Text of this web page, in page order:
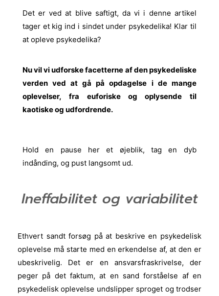
Det er ved at blive saftigt, da vi i denne artikel
tager et kig ind i sindet under psykedelika! Klar til
at opleve psykedelika?
Nu vil vi udforske facetterne af den psykedeliske
verden ved at gå på opdagelse i de mange
oplevelser, fra euforiske og oplysende til
kaotiske og udfordrende.
Hold en pause her et øjeblik, tag en dyb
indånding, og pust langsomt ud.
Ineffabilitet og variabilitet
Ethvert sandt forsøg på at beskrive en psykedelisk
oplevelse må starte med en erkendelse af, at den er
ubeskrivelig. Det er en ansvarsfraskrivelse, der
peger på det faktum, at en sand forståelse af en
psykedelisk oplevelse undslipper sproget og trodser